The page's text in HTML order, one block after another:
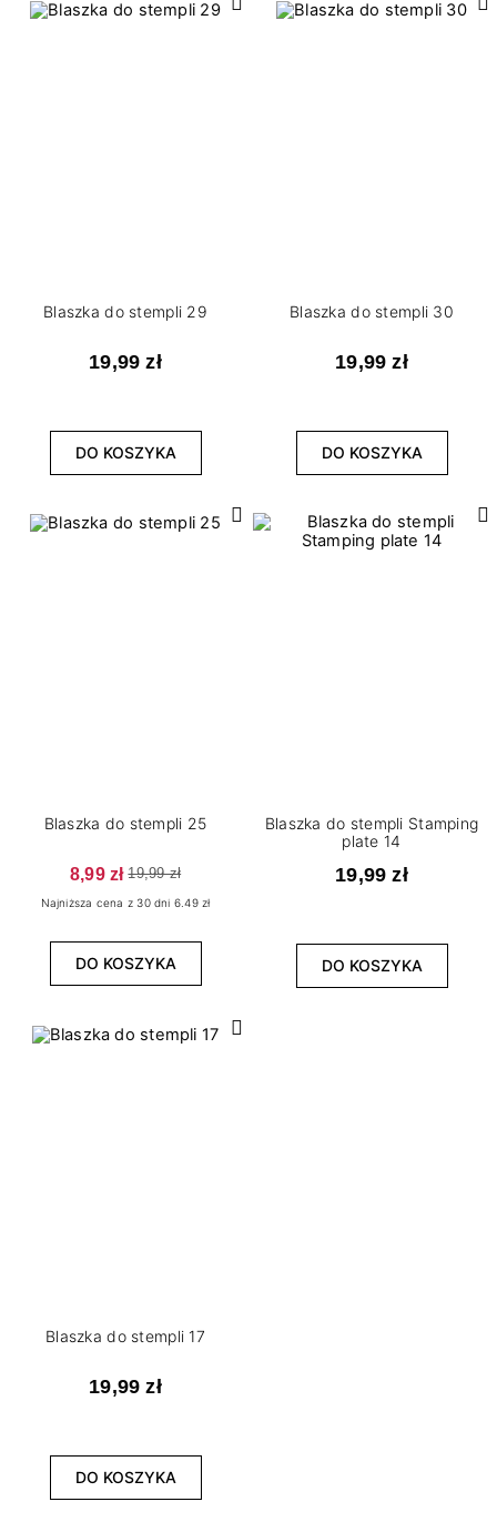
Blaszka do stempli 29
19,99 zł
DO KOSZYKA
Blaszka do stempli 30
19,99 zł
DO KOSZYKA
Blaszka do stempli 25
8,99 zł 19,99 zł
Najniższa cena z 30 dni 6.49 zł
DO KOSZYKA
Blaszka do stempli Stamping
plate 14
19,99 zł
DO KOSZYKA
Blaszka do stempli 17
19,99 zł
DO KOSZYKA